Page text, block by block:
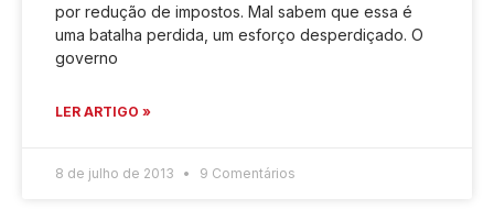
por redução de impostos. Mal sabem que essa é
uma batalha perdida, um esforço desperdiçado. O
governo
LER ARTIGO »
8 de julho de 2013 9 Comentários